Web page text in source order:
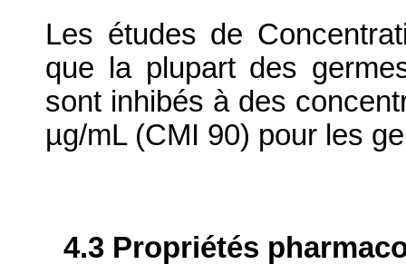
Les études de
que la plupart des
sont inhibés à des
µg/mL (CMI 90) pour les
4.3 Propriétés